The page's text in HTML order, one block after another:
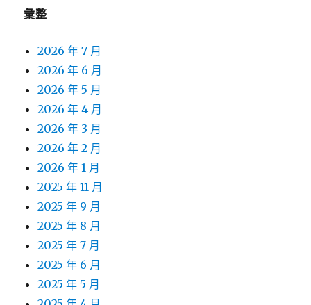
彙整
2026 年 7 月
2026 年 6 月
2026 年 5 月
2026 年 4 月
2026 年 3 月
2026 年 2 月
2026 年 1 月
2025 年 11 月
2025 年 9 月
2025 年 8 月
2025 年 7 月
2025 年 6 月
2025 年 5 月